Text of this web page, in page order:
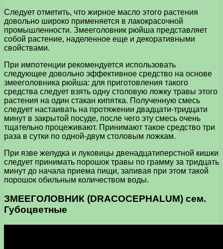
Следует отметить, что жирное масло этого растения
довольно широко применяется в лакокрасочной
промышленности. Змееголовник рюйша представляет
собой растение, наделенное еще и декоративными
свойствами.
При импотенции рекомендуется использовать
следующее довольно эффективное средство на основе
змееголовника рюйша: для приготовления такого
средства следует взять одну столовую ложку травы этого
растения на один стакан кипятка. Полученную смесь
следует настаивать на протяжении двадцати-тридцати
минут в закрытой посуде, после чего эту смесь очень
тщательно процеживают. Принимают такое средство три
раза в сутки по одной-двум столовым ложкам.
При язве желудка и луковицы двенадцатиперстной кишки
следует принимать порошок травы по грамму за тридцать
минут до начала приема пищи, запивая при этом такой
порошок обильным количеством воды.
ЗМЕЕГОЛОВНИК (DRACOCEPHALUM) сем.
Губоцветные